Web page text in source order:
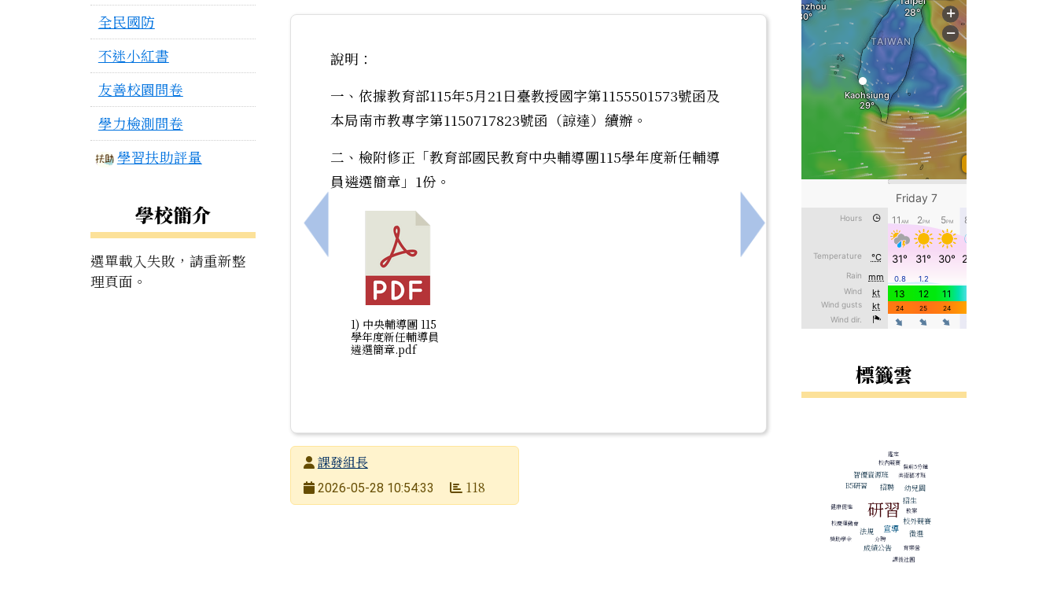
全民國防
不迷小紅書
友善校園問卷
學力檢測問卷
學習扶助評量
學校簡介
選單載入失敗，請重新整
理頁面。
上一筆：2026全國閱讀好小子學藝競賽」實施計畫
說明：
一、依據教育部115年5月21日臺教授國字第1155501573號函及
本局南市教專字第1150717823號函（諒達）續辦。
二、檢附修正「教育部國民教育中央輔導團115學年度新任輔導
員遴選簡章」1份。
1) 中央輔導團 115
學年度新任輔導員
遴選簡章.pdf
下一筆：轉知臺南市仁德科技中心辦理114學年
發布者課發組長
發布日期
2026-05-28 10:54:33 118
標籤雲
B5研習
智優資源班
校內競賽
鑑定
美術藝才班
餐前5分鐘
健康促進 研習
招聘
招生
幼兒園
校慶運動會
法規 宣導
校外競賽
教案
獎助學金
成績公告
介聘
課後社團
育樂營
徵選